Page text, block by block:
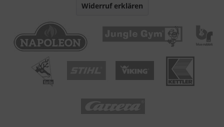
Widerruf erklären